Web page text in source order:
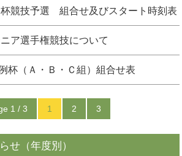
競技予選 組合せ及びスタート時刻表
ア選手権競技について
杯（Ａ・Ｂ・Ｃ組）組合せ表
1 / 3 1 2 3
せ（年度別）